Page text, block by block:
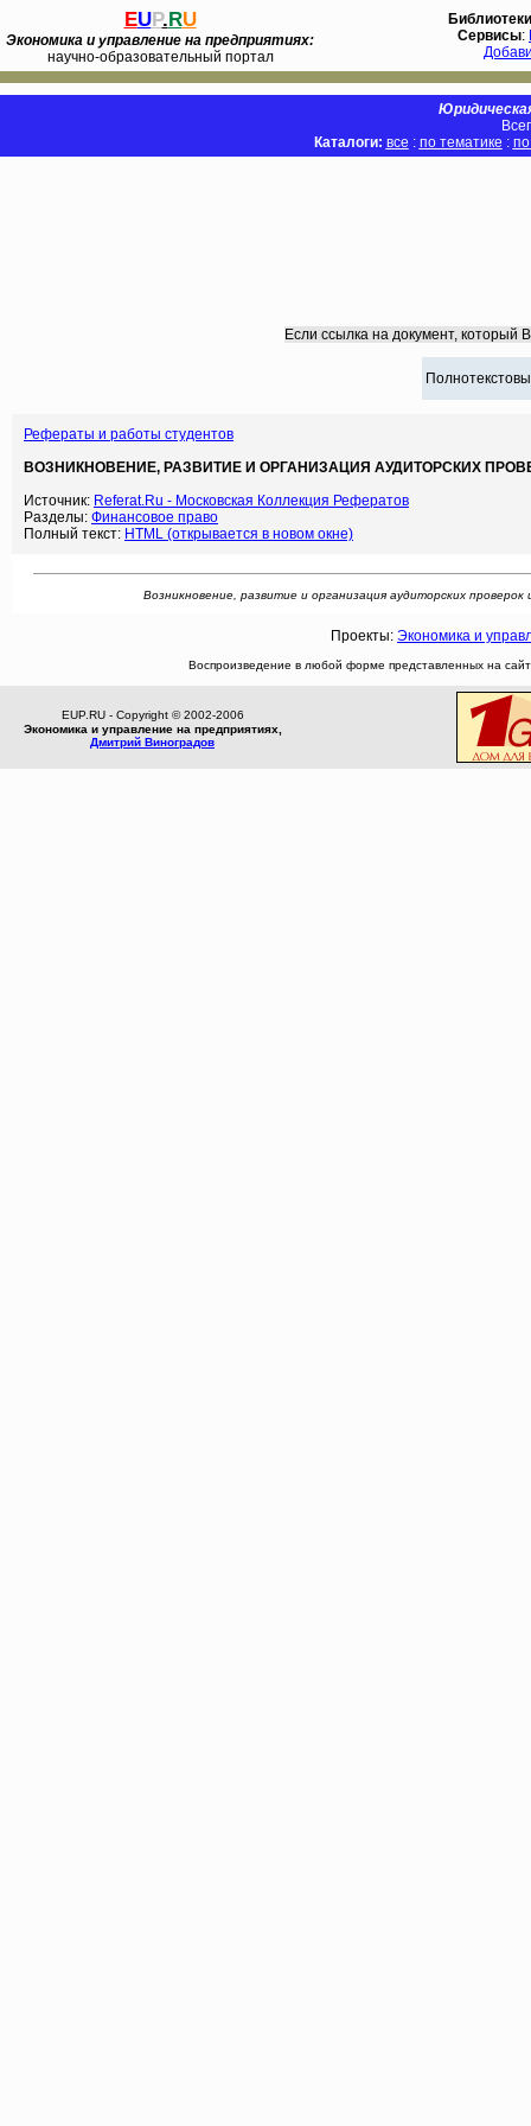
EUP.RU
Экономика и управление на предприятиях:
научно-образовательный портал
Библиотеки
Сервисы:
Каталоги: все : по тематике :
Если ссылка на документ, который
Рефераты и работы студентов
ВОЗНИКНОВЕНИЕ, РАЗВИТИЕ И ОРГАНИЗАЦИЯ АУДИТОРСКИХ
Источник: Referat.Ru - Московская Коллекция Рефератов
Разделы: Финансовое право
Полный текст: HTML (открывается в новом окне)
Возникновение, развитие и организация аудиторских
Проекты: Экономика и
Воспроизведение в любой форме представленных на
EUP.RU - Copyright © 2002-2006
Экономика и управление на предприятиях,
Дмитрий Виноградов